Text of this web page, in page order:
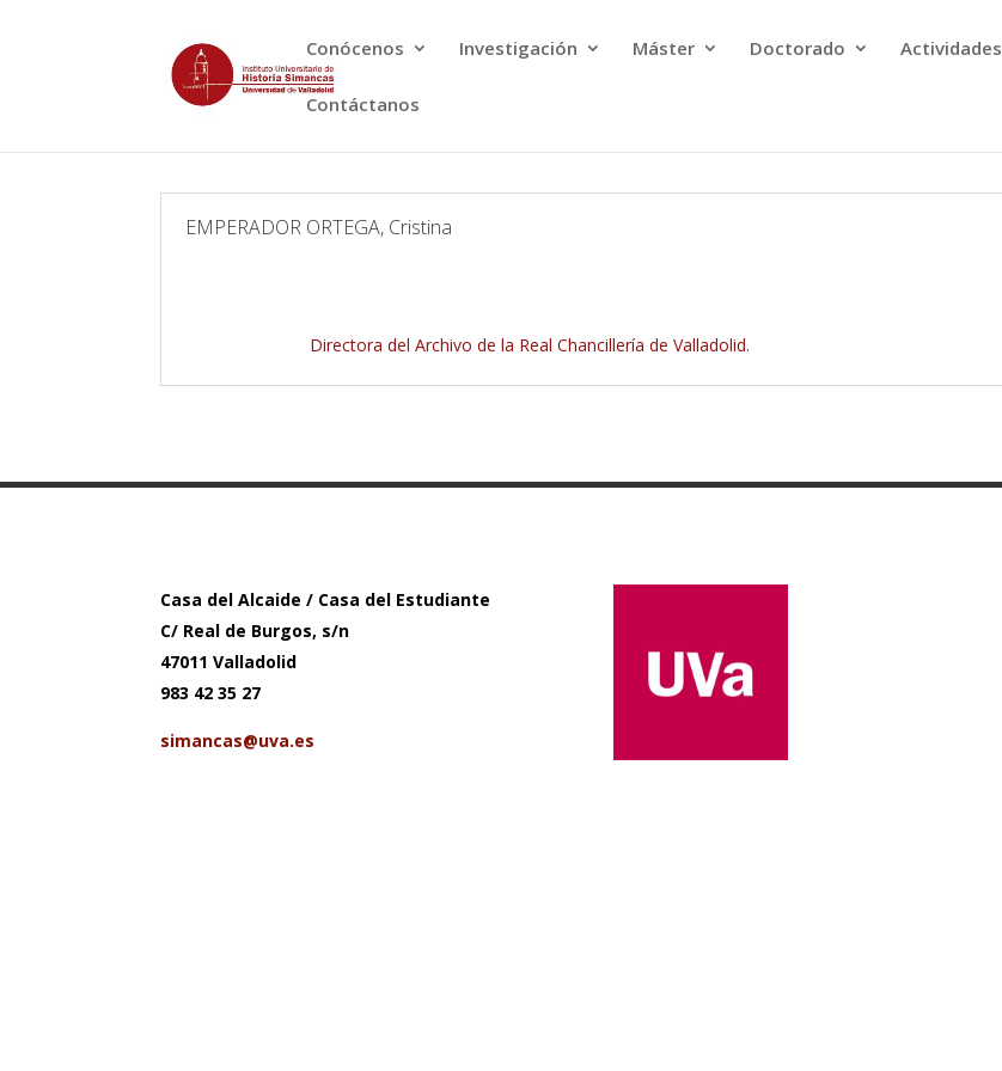
Conócenos Investigación Máster Doctorado Actividades
Contáctanos
EMPERADOR ORTEGA, Cristina
Directora del Archivo de la Real Chancillería de Valladolid.
Casa del Alcaide / Casa del Estudiante
C/ Real de Burgos, s/n
47011 Valladolid
983 42 35 27
simancas@uva.es